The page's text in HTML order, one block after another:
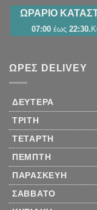
ΩΡΑΡΙΟ
07:00 έως 22:30.
ΏΡΕΣ DELIVEY
ΔΕΥΤΈΡΑ
ΤΡΊΤΗ
ΤΕΤΆΡΤΗ
ΠΈΜΠΤΗ
ΠΑΡΑΣΚΕΥΉ
ΣΆΒΒΑΤΟ